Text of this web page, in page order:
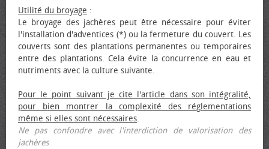
Utilité du broyage :
Le broyage des jachères peut être nécessaire pour éviter
l'installation d'adventices (*) ou la fermeture du couvert. Les
couverts sont des plantations permanentes ou temporaires
entre des plantations. Cela évite la concurrence en eau et
nutriments avec la culture suivante.
Pour le point suivant je cite l'article dans son intégralité,
pour bien montrer la complexité des réglementations
même si elles sont nécessaires.
Ne pas confondre avec l'interdiction de valorisation des
jachères